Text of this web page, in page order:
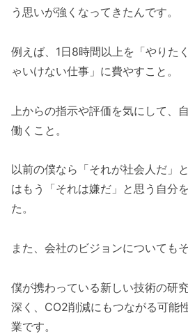
う思いが強くなってきたんです。
例えば、1日8時間以上を「やりた
ゃいけない仕事」に費やすこと。
上からの指示や評価を気にして、
働くこと。
以前の僕なら「それが社会人だ」
はもう「それは嫌だ」と思う自分
た。
また、会社のビジョンについてもそ
僕が携わっている新しい技術の研
深く、CO2削減にもつながる可能
業です。